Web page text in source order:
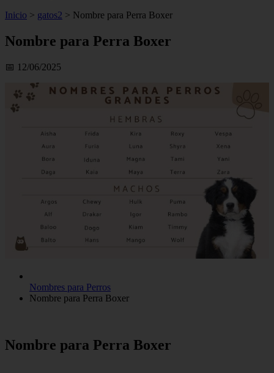
Inicio > gatos2 > Nombre para Perra Boxer
Nombre para Perra Boxer
📅 12/06/2025
Nombres para Perros
Nombre para Perra Boxer
Nombre para Perra Boxer